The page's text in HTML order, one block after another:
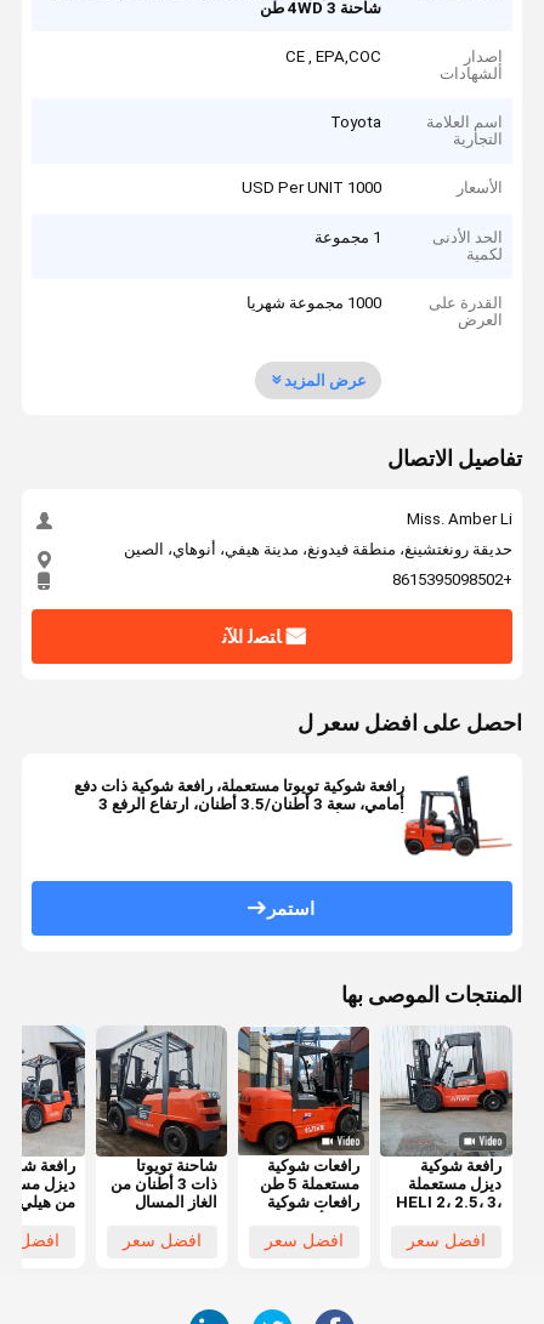
شاحنة 4WD 3 طن
إصدار
الشهادات
CE , EPA,COC
اسم العلامة
التجارية
Toyota
الأسعار 1000 USD Per UNIT
الحد الأدنى
لكمية
1 مجموعة
القدرة على
العرض
1000 مجموعة شهريا
عرض المزيد
تفاصيل الاتصال
Miss. Amber Li
حديقة رونغتشينغ، منطقة فيدونغ، مدينة هيفي، أنوهاي، الصين
+8615395098502
ﺎﺘﺼﻟ ﺍﻶﻧ
احصل على افضل سعر ل
رافعة شوكية تويوتا مستعملة، رافعة شوكية ذات دفع
أمامي، سعة 3 أطنان/3.5 أطنان، ارتفاع الرفع 3
أمتار/4.5 أمتار، بناء المزرعة
استمر
المنتجات الموصى بها
رافعة شوكية
ديزل مستعملة
HELI 2، 2.5، 3،
ممتازة وسعر
افضل سعر
رافعات شوكية
مستعملة 5 طن
رافعات شوكية
رافعات شوكية
جيد
افضل سعر
شاحنة تويوتا
ذات 3 أطنان من
الغاز المسال
رفع 3 أمتار
افضل سعر
رافعة
ديزل
افضل